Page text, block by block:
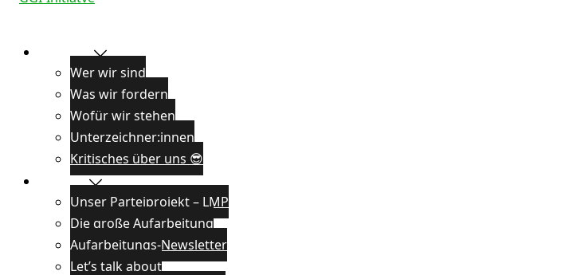
Über uns
Wer wir sind
Was wir fordern
Wofür wir stehen
Unterzeichner:innen
Kritisches über uns 😎
Projekte
Unser Parteiprojekt – LMP
Die große Aufarbeitung
Aufarbeitungs-Newsletter
Let’s talk about